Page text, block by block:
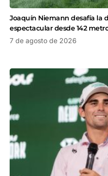
Joaquín Niemann desafía la
espectacular desde 142
7 de agosto de 2026